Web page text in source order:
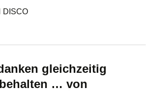
DISCO
gleichzeitig
… von